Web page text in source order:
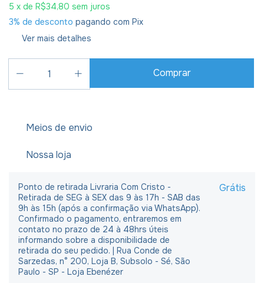
5 x de R$34,80 sem juros
3% de desconto pagando com Pix
Ver mais detalhes
Meios de envio
Nossa loja
Ponto de retirada Livraria Com Cristo -
Retirada de SEG à SEX das 9 às 17h - SAB das
9h às 15h (após a confirmação via WhatsApp).
Confirmado o pagamento, entraremos em
contato no prazo de 24 à 48hrs úteis
informando sobre a disponibilidade de
retirada do seu pedido. | Rua Conde de
Sarzedas, n° 200, Loja B, Subsolo - Sé, São
Paulo - SP - Loja Ebenézer
Grátis